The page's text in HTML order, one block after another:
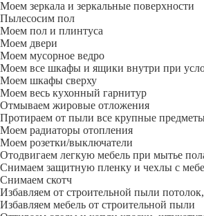
Моем зеркала и зеркальные поверхности
Пылесосим пол
Моем пол и плинтуса
Моем двери
Моем мусорное ведро
Моем все шкафы и ящики внутри при
Моем шкафы сверху
Моем весь кухонный гарнитур
Отмываем жировые отложения
Протираем от пыли все крупные
Моем радиаторы отопления
Моем розетки/выключатели
Отодвигаем легкую мебель при мытье
Снимаем защитную пленку и чехлы с
Снимаем скотч
Избавляем от строительной пыли
Избавляем мебель от строительной пыли